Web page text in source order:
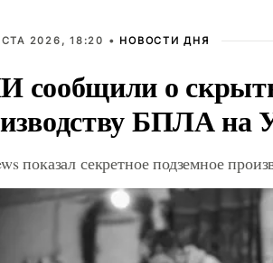
2026, 18:20 • НОВОСТИ ДНЯ
сообщили о
БПЛА на
показал секретное подземное